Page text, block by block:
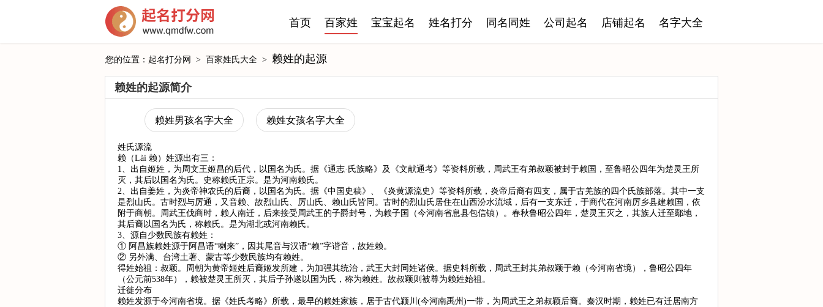
首页 百家姓 宝宝起名 姓名打分 同名同姓 公司起名 店铺起名 名字大全
您的位置： 起名打分网 > 百家姓氏大全 > 赖姓的起源
赖姓的起源简介
赖姓男孩名字大全 赖姓女孩名字大全
姓氏源流
赖（Lài 赖）姓源出有三：
1、出自姬姓，为周文王姬昌的后代，以国名为氏。据《通志·氏族略》及《文献通考》等资料所载，周武王有弟叔颖被封于赖国，至鲁昭公四年为楚灵王所
灭，其后以国名为氏。史称赖氏正宗。是为河南赖氏。
2、出自姜姓，为炎帝神农氏的后裔，以国名为氏。据《中国史稿》、《炎黄源流史》等资料所载，炎帝后裔有四支，属于古羌族的四个氏族部落。其中一支
是烈山氏。古时烈与厉通，又音赖、故烈山氏、厉山氏、赖山氏皆同。古时的烈山氏居住在山西汾水流域，后有一支东迁，于商代在河南厉乡县建赖国，依
附于商朝。周武王伐商时，赖人南迁，后来接受周武王的子爵封号，为赖子国（今河南省息县包信镇）。春秋鲁昭公四年，楚灵王灭之，其族人迁至鄢地，
其后裔以国名为氏，称赖氏。是为湖北或河南赖氏。
3、源自少数民族有赖姓：
① 阿昌族赖姓源于阿昌语“喇来”，因其尾音与汉语“赖”字谐音，故姓赖。
② 另外满、台湾土著、蒙古等少数民族均有赖姓。
得姓始祖：叔颖。周朝为黄帝姬姓后裔姬发所建，为加强其统治，武王大封同姓诸侯。据史料所载，周武王封其弟叔颖于赖（今河南省境），鲁昭公四年
（公元前538年），赖被楚灵王所灭，其后子孙遂以国为氏，称为赖姓。故叔颖则被尊为赖姓始祖。
迁徙分布
赖姓发源于今河南省境。据《姓氏考略》所载，最早的赖姓家族，居于古代颍川(今河南禹州)一带，为周武王之弟叔颖后裔。秦汉时期，赖姓已有迁居南方